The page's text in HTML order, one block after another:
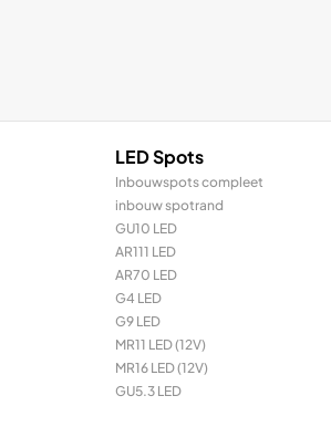
LED Spots
Inbouwspots compleet
inbouw spotrand
GU10 LED
AR111 LED
AR70 LED
G4 LED
G9 LED
MR11 LED (12V)
MR16 LED (12V)
GU5.3 LED